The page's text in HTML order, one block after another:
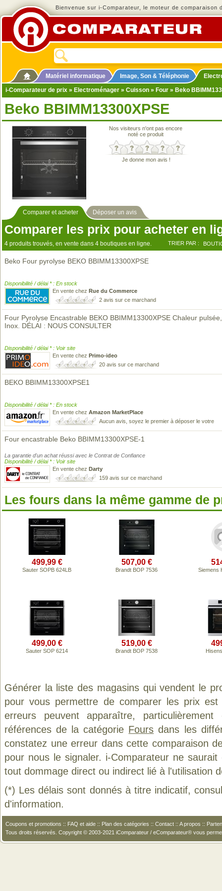
Bienvenue sur i-Comparateur, le moteur de comparaison
Matériel informatique Image, Son & Téléphonie
i-Comparateur de prix » Electroménager » Cuisson » Four » Beko
Beko BBIMM13300XPSE
Nos visiteurs n'ont pas encore
noté ce produit
Je donne mon avis !
Comparer et acheter Déposer un avis
Comparer les prix pour acheter en
4 produits trouvés, en vente dans 4 boutiques en ligne. TRIER PAR :
Beko Four pyrolyse BEKO BBIMM13300XPSE
Disponibilité / délai * : En stock
En vente chez Rue du Commerce
2 avis sur ce marchand
Four Pyrolyse Encastrable BEKO BBIMM13300XPSE Chaleur
Inox. DÉLAI : NOUS CONSULTER
Disponibilité / délai * : Voir site
En vente chez Primo-ideo
20 avis sur ce marchand
BEKO BBIMM13300XPSE1
Disponibilité / délai * : En stock
En vente chez Amazon MarketPlace
Aucun avis, soyez le premier à déposer le votre
Four encastrable Beko BBIMM13300XPSE-1
La garantie d'un achat réussi avec le Contrat de Confiance
Disponibilité / délai * : Voir site
En vente chez Darty
159 avis sur ce marchand
Les fours dans la même gamme de
499,99 €
Sauter SOPB 624LB
507,00 €
Brandt BOP 7536 Siemens
499,00 €
Sauter SOP 6214
519,00 €
Brandt BOP 7538
Générer la liste des magasins qui vendent le
pour vous permettre de comparer les prix
erreurs peuvent apparaître,
références de la catégorie Fours dans les
constatez une erreur dans cette comparaison
pour nous le signaler. i-Comparateur ne
tout dommage direct ou indirect lié à l'utilisation
(*) Les délais sont donnés à titre indicatif,
d'information.
Coupons et promotions :: FAQ et aide :: Plan des catégories :: Contact :: A propos ::
Tous droits réservés. Copyright © 2003-2021 iComparateur / eComparateur® vous